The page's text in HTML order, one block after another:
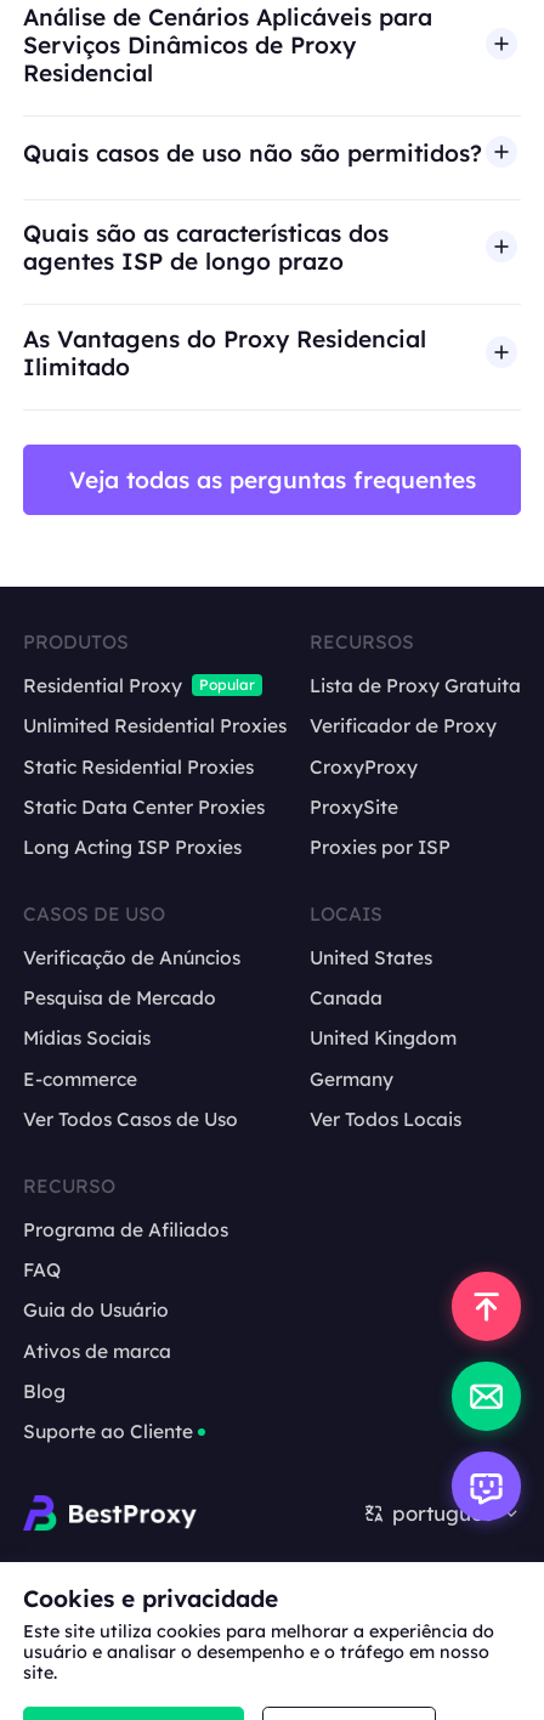
Análise de Cenários Aplicáveis para
Serviços Dinâmicos de Proxy
Residencial
Quais casos de uso não são permitidos?
A BestProxy não oferece suporte a fraude,
Quais são as características dos
agentes ISP de longo prazo
As Vantagens do Proxy Residencial
Ilimitado
Veja todas as perguntas frequentes
PRODUTOS
Residential Proxy
Popular
Unlimited Residential Proxies
Static Residential Proxies
Static Data Center Proxies
Long Acting ISP Proxies
RECURSOS
Lista de Proxy Gratuita
Verificador de Proxy
CroxyProxy
ProxySite
Proxies por ISP
CASOS DE USO
Verificação de Anúncios
Pesquisa de Mercado
Mídias Sociais
E-commerce
Ver Todos Casos de Uso
LOCAIS
United States
Canada
United Kingdom
Germany
Ver Todos Locais
RECURSO
Programa de Afiliados
FAQ
Guia do Usuário
Ativos de marca
Blog
Suporte ao Cliente
português
Cooperação:michael.wang@bestproxy.com
Sobre
nós
marca
Serviço
Privacidade
Cookies e privacidade
Este site utiliza cookies para melhorar a experiência do
usuário e analisar o desempenho e o tráfego em nosso
site.